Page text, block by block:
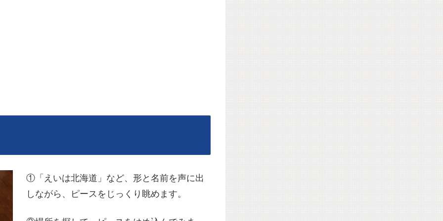
①「えいは北海道」など、形と名前を声に出
しながら、ピースをじっくり眺めます。